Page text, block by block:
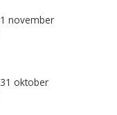
1 november
31 oktober